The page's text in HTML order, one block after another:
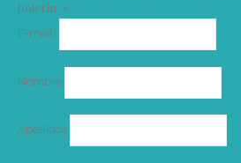
boletín. >
E-mail*
Nombre
Apellidos